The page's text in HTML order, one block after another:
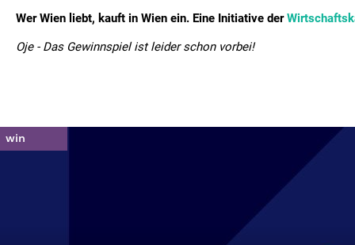
Wer Wien liebt, kauft in Wien ein. Eine Initiative der
Oje - Das Gewinnspiel ist leider schon vorbei!